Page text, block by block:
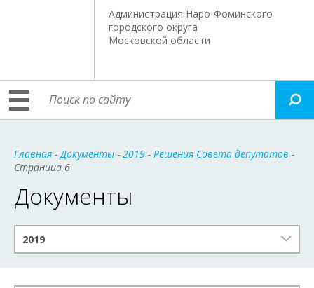
Администрация Наро-Фоминского
городского округа
Московской области
Главная -Документы - 2019 - Решения Совета депутатов -
Страница 6
Документы
2019